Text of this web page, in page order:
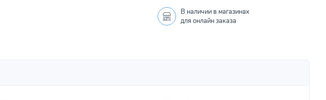
В наличии в магазинах
для онлайн заказа